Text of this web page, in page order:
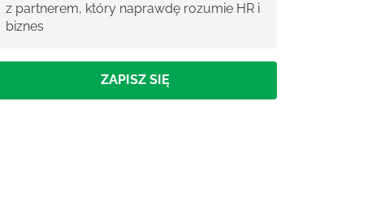
z partnerem, który naprawdę rozumie HR i
biznes
ZAPISZ SIĘ